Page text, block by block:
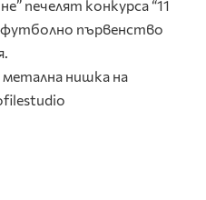
печелят конкурса “11
футболно първенство
метална нишка на